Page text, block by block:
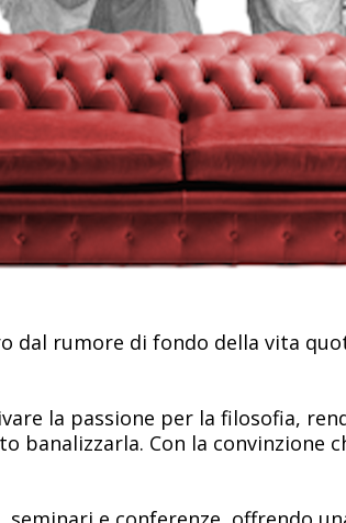
dal rumore di fondo della vita
la passione per la filosofia,
banalizzarla. Con la convinzione